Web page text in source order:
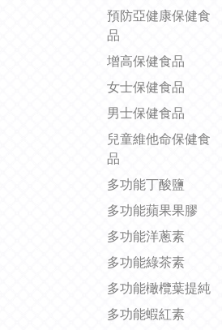
預防亞健康保健食
品
增高保健食品
女士保健食品
男士保健食品
兒童維他命保健食
品
多功能丁酸鹽
多功能蘋果果膠
多功能洋蔥素
多功能綠茶素
多功能橄欖葉提純
多功能蝦紅素